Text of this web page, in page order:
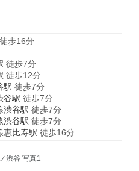
徒歩16分
徒歩7分
徒歩12分
駅 徒歩7分
谷駅 徒歩7分
渋谷駅 徒歩7分
渋谷駅 徒歩7分
恵比寿駅 徒歩16分